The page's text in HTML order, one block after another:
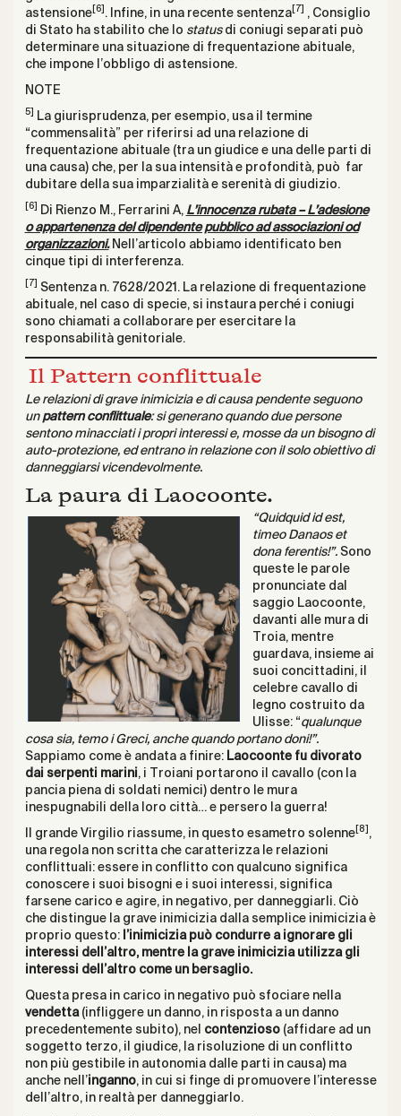
astensione [6] . Infine, in una recente sentenza[7]
, Consiglio
di Stato ha stabilito che lo status di coniugi separati può
determinare una situazione di frequentazione abituale,
che impone l’obbligo di astensione.
NOTE
5]
La giurisprudenza, per esempio, usa il termine
“commensalità” per riferirsi ad una relazione di
frequentazione abituale (tra un giudice e una delle parti di
una causa) che, per la sua intensità e profondità, può far
dubitare della sua imparzialità e serenità di giudizio.
[6] Di Rienzo M., Ferrarini A, L’innocenza rubata – L’adesione
o appartenenza del dipendente pubblico ad associazioni od
organizzazioni. Nell’articolo abbiamo identificato ben
cinque tipi di interferenza.
[7]
Sentenza n. 7628/2021. La relazione di frequentazione
abituale, nel caso di specie, si instaura perché i coniugi
sono chiamati a collaborare per esercitare la
responsabilità genitoriale.
Il Pattern conflittuale
Le relazioni di grave inimicizia e di causa pendente seguono
un pattern conflittuale: si generano quando due persone
sentono minacciati i propri interessi e, mosse da un bisogno di
auto-protezione, ed entrano in relazione con il solo obiettivo di
danneggiarsi vicendevolmente.
La paura di Laocoonte.
“Quidquid id est,
timeo Danaos et
dona ferentis!”. Sono
queste le parole
pronunciate dal
saggio Laocoonte,
davanti alle mura di
Troia, mentre
guardava, insieme ai
suoi concittadini, il
celebre cavallo di
legno costruito da
Ulisse: “qualunque
cosa sia, temo i Greci, anche quando portano doni!”.
Sappiamo come è andata a finire: Laocoonte fu divorato
dai serpenti marini, i Troiani portarono il cavallo (con la
pancia piena di soldati nemici) dentro le mura
inespugnabili della loro città… e persero la guerra!
Il grande Virgilio riassume, in questo esametro solenne [8] ,
una regola non scritta che caratterizza le relazioni
conflittuali: essere in conflitto con qualcuno significa
conoscere i suoi bisogni e i suoi interessi, significa
farsene carico e agire, in negativo, per danneggiarli. Ciò
che distingue la grave inimicizia dalla semplice inimicizia è
proprio questo: l’inimicizia può condurre a ignorare gli
interessi dell’altro, mentre la grave inimicizia utilizza gli
interessi dell’altro come un bersaglio.
Questa presa in carico in negativo può sfociare nella
vendetta(infliggere un danno, in risposta a un danno
precedentemente subito), nel contenzioso (affidare ad un
soggetto terzo, il giudice, la risoluzione di un conflitto
non più gestibile in autonomia dalle parti in causa) ma
anche nell’inganno, in cui si finge di promuovere l’interesse
dell’altro, in realtà per danneggiarlo.